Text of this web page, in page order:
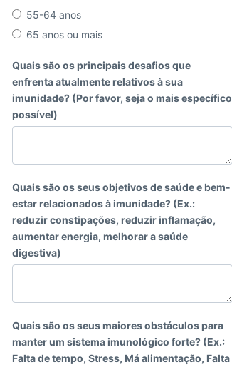
55-64 anos
65 anos ou mais
Quais são os principais desafios que
enfrenta atualmente relativos à sua
imunidade? (Por favor, seja o mais específico
possível)
Quais são os seus objetivos de saúde e bem-
estar relacionados à imunidade? (Ex.:
reduzir constipações, reduzir inflamação,
aumentar energia, melhorar a saúde
digestiva)
Quais são os seus maiores obstáculos para
manter um sistema imunológico forte? (Ex.:
Falta de tempo, Stress, Má alimentação, Falta